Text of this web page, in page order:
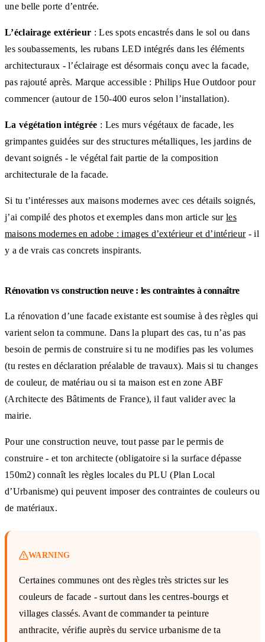
une belle porte d’entrée.
L’éclairage extérieur : Les spots encastrés dans le sol ou dans
les soubassements, les rubans LED intégrés dans les éléments
architecturaux - l’éclairage est désormais conçu avec la facade,
pas rajouté après. Marque accessible : Philips Hue Outdoor pour
commencer (autour de 150-400 euros selon l’installation).
La végétation intégrée : Les murs végétaux de facade, les
grimpantes guidées sur des structures métalliques, les jardins de
devant soignés - le végétal fait partie de la composition
architecturale de la facade.
Si tu t’intéresses aux maisons modernes avec ces détails soignés,
j’ai compilé des photos et exemples dans mon article surles
maisons modernes en adobe : images d’extérieur et d’intérieur- il
y a de vrais cas concrets inspirants.
Rénovation vs construction neuve : les contraintes à connaître
La rénovation d’une facade existante est soumise à des règles qui
varient selon ta commune. Dans la plupart des cas, tu n’as pas
besoin de permis de construire si tu ne modifies pas les volumes
(tu restes en déclaration préalable de travaux). Mais si tu changes
de couleur, de matériau ou si ta maison est en zone ABF
(Architecte des Bâtiments de France), il faut valider avec la
mairie.
Pour une construction neuve, tout passe par le permis de
construire - et ton architecte (obligatoire si la surface dépasse
150m2) connaît les règles locales du PLU (Plan Local
d’Urbanisme) qui peuvent imposer des contraintes de couleurs ou
de matériaux.
WARNING
Certaines communes ont des règles très strictes sur les
couleurs de facade - surtout dans les centres-bourgs et
villages classés. Avant de commander ta peinture
anthracite, vérifie auprès du service urbanisme de ta